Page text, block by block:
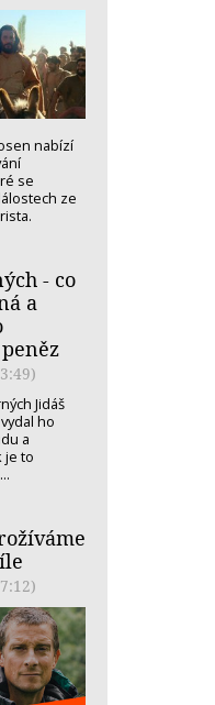
nabízí
se
ze
- co
a
Jidáš
ho
a
je to